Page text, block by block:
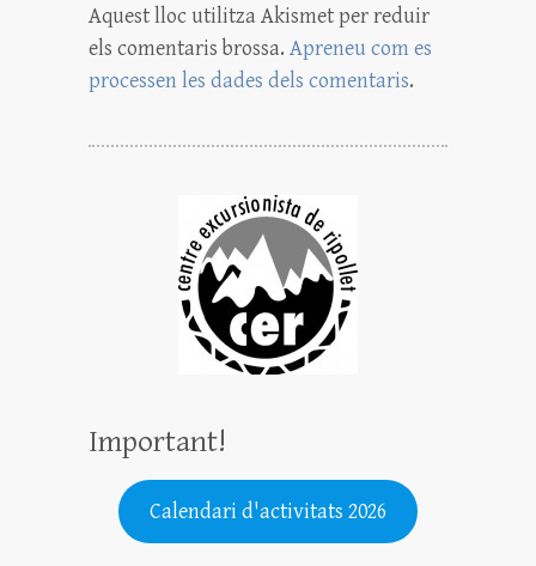
Aquest lloc utilitza Akismet per reduir
els comentaris brossa. Apreneu com es
processen les dades dels comentaris.
Important!
Calendari d'activitats 2026